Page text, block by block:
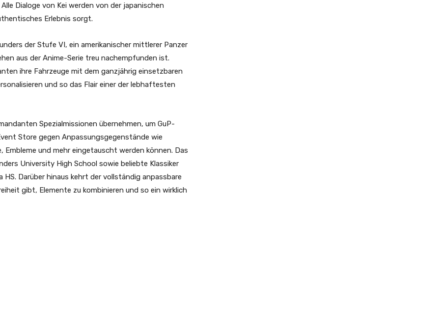
Dialoge von Kei werden von der japanischen
Erlebnis sorgt.
der Stufe VI, ein amerikanischer mittlerer Panzer
aus der Anime-Serie treu nachempfunden ist.
ihre Fahrzeuge mit dem ganzjährig einsetzbaren
und so das Flair einer der lebhaftesten
Spezialmissionen übernehmen, um GuP-
Store gegen Anpassungsgegenstände wie
und mehr eingetauscht werden können. Das
University High School sowie beliebte Klassiker
Darüber hinaus kehrt der vollständig anpassbare
gibt, Elemente zu kombinieren und so ein wirklich